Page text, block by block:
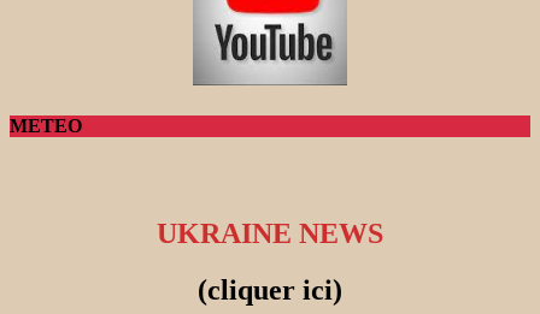
METEO
UKRAINE NEWS
(cliquer ici)